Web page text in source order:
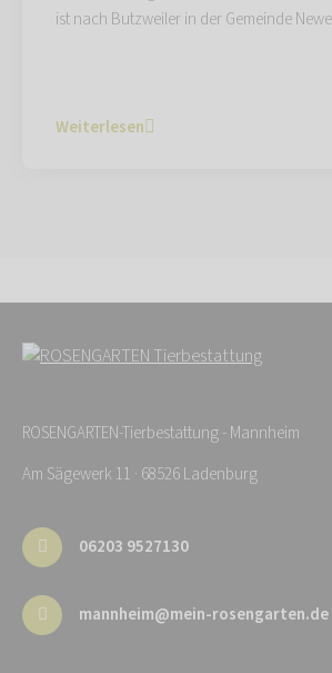
ist nach Butzweiler in der Gemeinde
Weiterlesen
ROSENGARTEN-Tierbestattung - Mannheim
Am Sägewerk 11 · 68526 Ladenburg
06203 9527130
mannheim@mein-rosengarten.de